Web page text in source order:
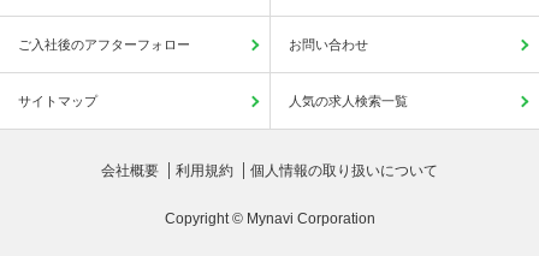
ご入社後のアフターフォロー お問い合わせ
サイトマップ 人気の求人検索一覧
会社概要 利用規約 個人情報の取り扱いについて
Copyright © Mynavi Corporation